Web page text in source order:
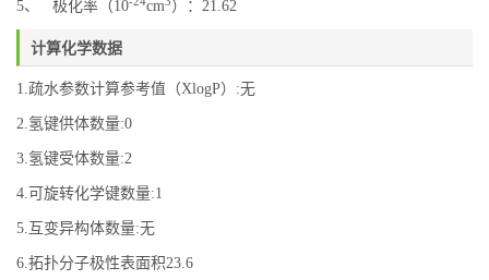
5、 极化率（10 cm ）：21.62
计算化学数据
1.疏水参数计算参考值（XlogP）:无
2.氢键供体数量:0
3.氢键受体数量:2
4.可旋转化学键数量:1
5.互变异构体数量:无
6.拓扑分子极性表面积23.6